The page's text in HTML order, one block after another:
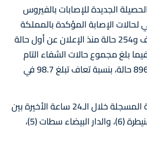
الجديدة للإصابات بالفيروس
لحالات الإصابة المؤكدة بالمملكة
إلى مليون و 272 ألف و254 حالة منذ الإعلان عن أول حالة
مارس 2020، فيما بلغ مجموع حالات الشفاء التام
مليون و255 ألف و896 حالة، بنسبة تعاف تبلغ 98.7 في
وتتوزع حالات الإصابة المسجلة خلال الـ24 ساعة الأخيرة بين
جهات الرباط سلا القنيطرة (6)، والدار البيضاء سطات (5)،